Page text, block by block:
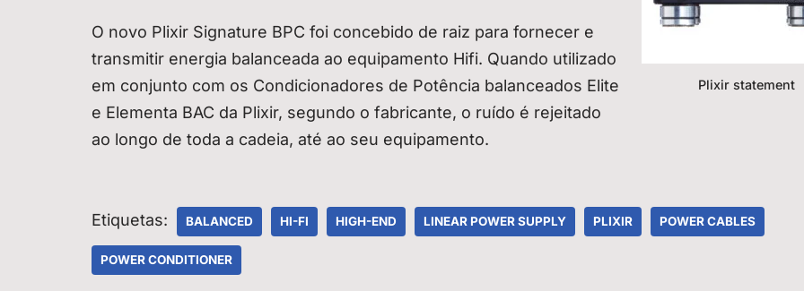
Plixir statement
O novo Plixir Signature BPC foi concebido de raiz para fornecer e
transmitir energia balanceada ao equipamento Hifi. Quando utilizado
em conjunto com os Condicionadores de Potência balanceados Elite
e Elementa BAC da Plixir, segundo o fabricante, o ruído é rejeitado
ao longo de toda a cadeia, até ao seu equipamento.
Etiquetas: BALANCED HI-FI HIGH-END LINEAR POWER SUPPLY PLIXIR POWER CABLES
POWER CONDITIONER